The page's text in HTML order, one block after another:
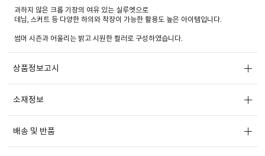
과하지 않은 크롭 기장의 여유 있는 실루엣으로
데님, 스커트 등 다양한 하의와 착장이 가능한 활용도 높은 아이템입니다.
썸머 시즌과 어울리는 밝고 시원한 컬러로 구성하였습니다.
상품정보고시
소재정보
배송 및 반품